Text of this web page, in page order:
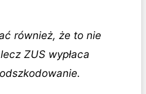
również, że to nie
ZUS wypłaca